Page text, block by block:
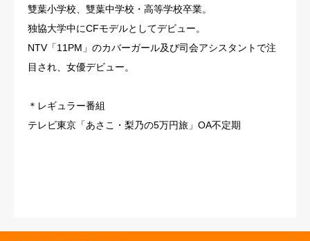
雙葉小学校、雙葉中学校・高等学校卒業。
独協大学中にCFモデルとしてデビュー。
NTV「11PM」のカバーガール及び司会アシスタントで注
目され、女優デビュー。
＊レギュラー番組
テレビ東京「あさこ・梨乃の5万円旅」OA不定期